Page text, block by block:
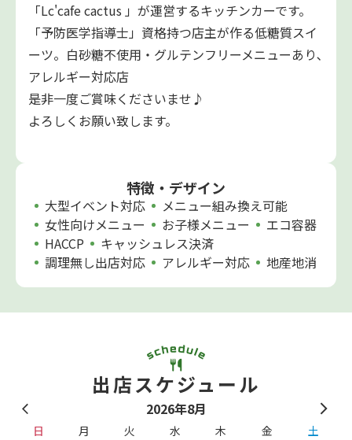
「Lc'cafe cactus 」が運営するキッチンカーです。
「予防医学指導士」資格持つ店主が作る低糖質スイ
ーツ。白砂糖不使用・グルテンフリーメニューあり､
アレルギー対応店
是非一度ご賞味くださいませ♪
よろしくお願い致します。
特徴・デザイン
大型イベント対応
メニュー組み換え可能
女性向けメニュー
お子様メニュー
エコ容器
HACCP
キャッシュレス決済
調理無し出店対応
アレルギー対応 地産地消
出店スケジュール
2026年8月
日 月 火 水 木 金
土